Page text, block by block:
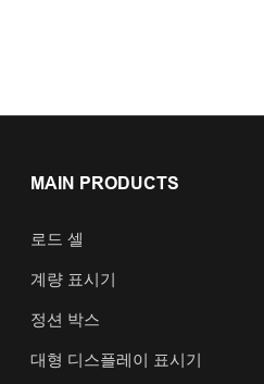
MAIN PRODUCTS
로드 셀
계량 표시기
정션 박스
대형 디스플레이 표시기